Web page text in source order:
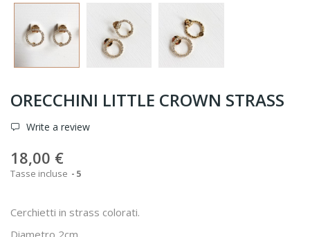
ORECCHINI LITTLE CROWN STRASS
Write a review
18,00 €
Tasse incluse 5
Cerchietti in strass colorati.